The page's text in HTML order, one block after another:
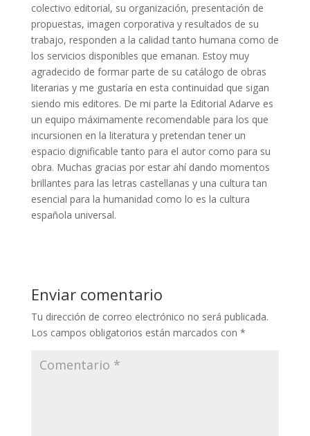
colectivo editorial, su organización, presentación de
propuestas, imagen corporativa y resultados de su
trabajo, responden a la calidad tanto humana como de
los servicios disponibles que emanan. Estoy muy
agradecido de formar parte de su catálogo de obras
literarias y me gustaría en esta continuidad que sigan
siendo mis editores. De mi parte la Editorial Adarve es
un equipo máximamente recomendable para los que
incursionen en la literatura y pretendan tener un
espacio dignificable tanto para el autor como para su
obra. Muchas gracias por estar ahí dando momentos
brillantes para las letras castellanas y una cultura tan
esencial para la humanidad como lo es la cultura
española universal.
Enviar comentario
Tu dirección de correo electrónico no será publicada.
Los campos obligatorios están marcados con *